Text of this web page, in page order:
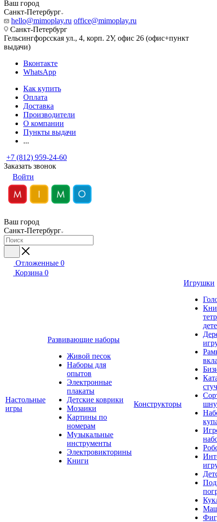
Ваш город
Санкт-Петербург
hello@mimoplay.ru office@mimoplay.ru
Санкт-Петербург
Гельсингфорсская ул., 4, корп. 2У, офис 26 (офис+пункт
выдачи)
Вконтакте
WhatsApp
Как купить
Оплата
Доставка
Производители
О компании
Пункты выдачи
...
+7 (812) 959-24-60
Заказать звонок
Войти
Ваш город
Санкт-Петербург
Отложенные 0
Корзина 0
Настольные
игры
Развивающие наборы
Живой песок
Наборы для
опытов
Электронные
плакаты
Детские коврики
Мозаики
Картины по
номерам
Музыкальные
инструменты
Электровикторины
Книги
Конструкторы
Игрушки